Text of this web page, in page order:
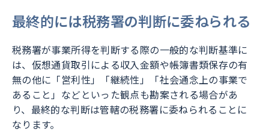
最終的には税務署の判断に委ねられる
税務署が事業所得を判断する際の一般的な判断基準に
は、仮想通貨取引による収入金額や帳簿書類保存の有
無の他に「営利性」「継続性」「社会通念上の事業で
あること」などといった観点も勘案される場合があ
り、最終的な判断は管轄の税務署に委ねられることに
なります。